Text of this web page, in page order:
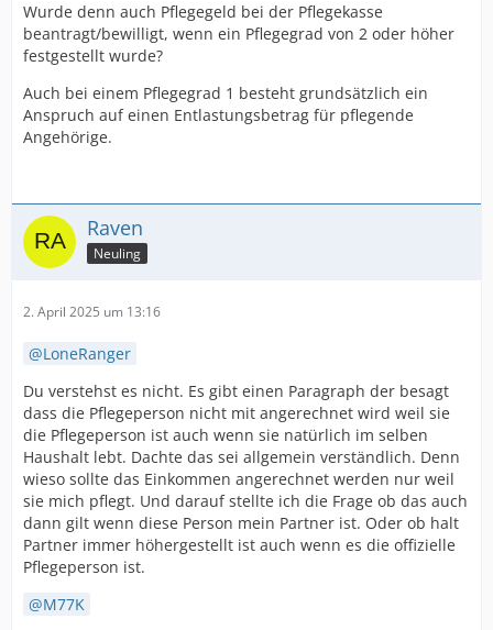
Wurde denn auch Pflegegeld bei der Pflegekasse
beantragt/bewilligt, wenn ein Pflegegrad von 2 oder höher
festgestellt wurde?
Auch bei einem Pflegegrad 1 besteht grundsätzlich ein
Anspruch auf einen Entlastungsbetrag für pflegende
Angehörige.
Raven
Neuling
2. April 2025 um 13:16
LoneRanger
Du verstehst es nicht. Es gibt einen Paragraph der besagt
dass die Pflegeperson nicht mit angerechnet wird weil sie
die Pflegeperson ist auch wenn sie natürlich im selben
Haushalt lebt. Dachte das sei allgemein verständlich. Denn
wieso sollte das Einkommen angerechnet werden nur weil
sie mich pflegt. Und darauf stellte ich die Frage ob das auch
dann gilt wenn diese Person mein Partner ist. Oder ob halt
Partner immer höhergestellt ist auch wenn es die offizielle
Pflegeperson ist.
M77K